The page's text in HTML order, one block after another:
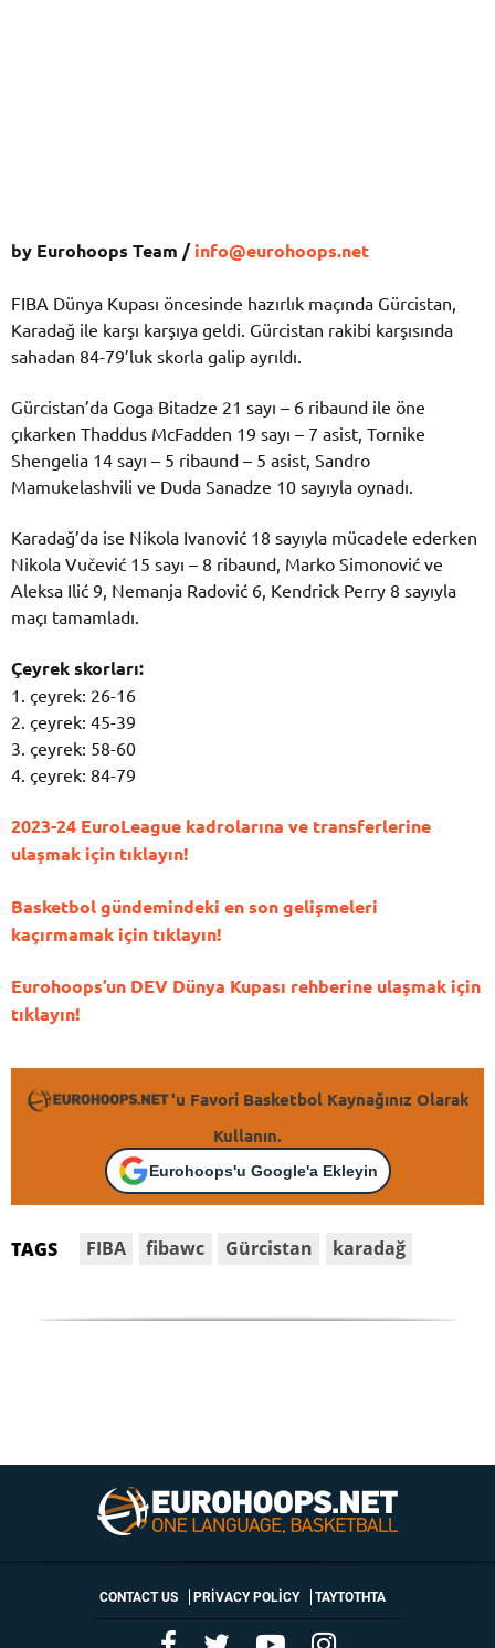
by Eurohoops Team /info@eurohoops.net
FIBA Dünya Kupası öncesinde hazırlık maçında Gürcistan,
Karadağ ile karşı karşıya geldi. Gürcistan rakibi karşısında
sahadan 84-79’luk skorla galip ayrıldı.
Gürcistan’da Goga Bitadze 21 sayı – 6 ribaund ile öne
çıkarken Thaddus McFadden 19 sayı – 7 asist, Tornike
Shengelia 14 sayı – 5 ribaund – 5 asist, Sandro
Mamukelashvili ve Duda Sanadze 10 sayıyla oynadı.
Karadağ’da ise Nikola Ivanović 18 sayıyla mücadele ederken
Nikola Vučević 15 sayı – 8 ribaund, Marko Simonović ve
Aleksa Ilić 9, Nemanja Radović 6, Kendrick Perry 8 sayıyla
maçı tamamladı.
Çeyrek skorları:
1. çeyrek: 26-16
2. çeyrek: 45-39
3. çeyrek: 58-60
4. çeyrek: 84-79
2023-24 EuroLeague kadrolarına ve transferlerine
ulaşmak için tıklayın!
Basketbol gündemindeki en son gelişmeleri
kaçırmamak için tıklayın!
Eurohoops’un DEV Dünya Kupası rehberine ulaşmak için
tıklayın!
'u Favori Basketbol Kaynağınız Olarak
Kullanın.
Eurohoops'u Google'a Ekleyin
TAGS FIBA fibawc Gürcistan karadağ
CONTACT US PRIVACY POLICY ΤΑΥΤΟΤΗΤΑ